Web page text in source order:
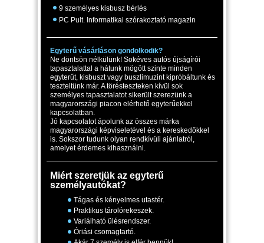
9 személyes kisbusz bérlés
PC Pult. Informatikai szórakoztató magazin
Egyterű vásárláson gondolkodik?
Ne döntsön nélkülünk! Sokéves autós újságírói
tapasztalattal a hátunk mögött szinte minden
egyterűt, kisbuszt vagy buszlimuzint kipróbáltunk és
teszteltünk már. A törésteszteken kívül sok
személyes tapasztalatot sikerült szerezünk a
magyarországi piacon elérhető egyterűekkel
kapcsolatban.
Jó kapcsolatot ápolunk az összes márka
magyarországi képviseletével és a kereskedőkkel
is. Sokszor tudunk olyan rendkívüli ajánlatról,
amelyet érdemes kihasználni.
Miért szeretjük az egyterű
személyautókat?
Tágas és kényelmes utastér.
Praktikus tárolórekeszek.
Variálható ülésrendszer.
Óriási csomagtartó.